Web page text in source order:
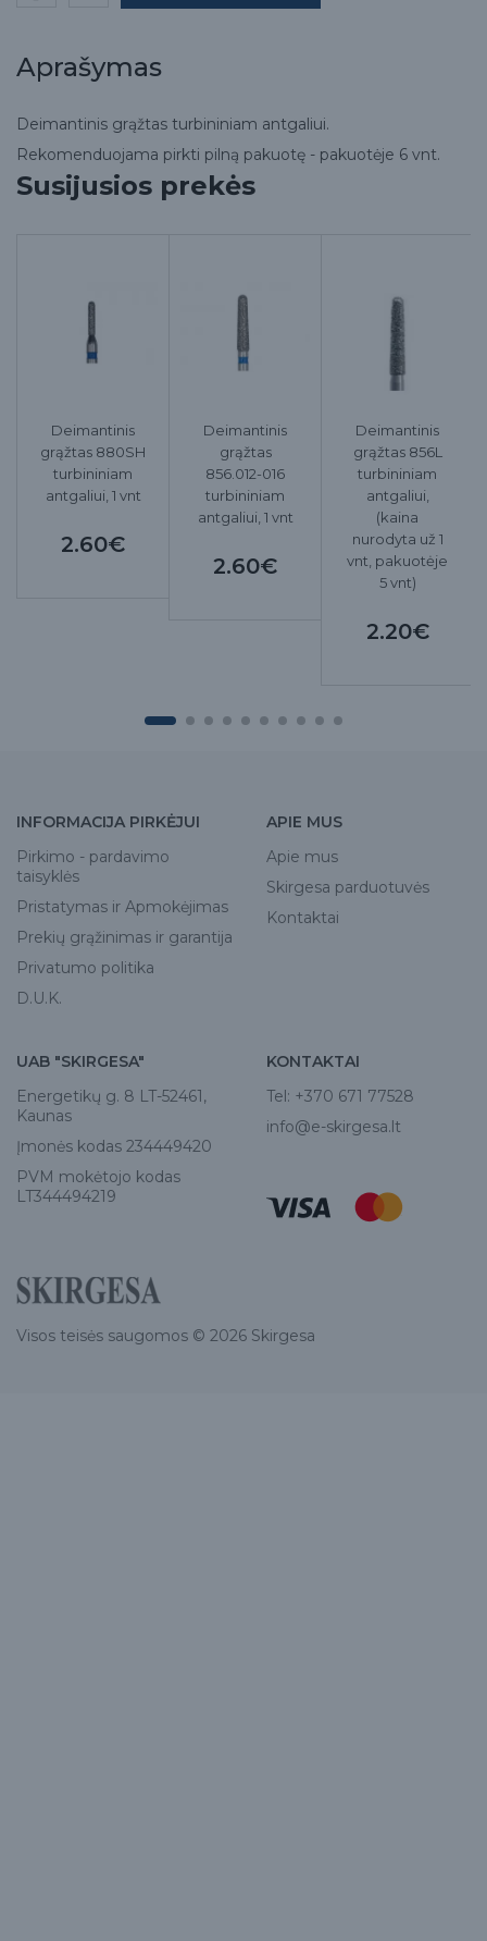
Aprašymas
Deimantinis grąžtas turbininiam antgaliui.
Rekomenduojama pirkti pilną pakuotę - pakuotėje 6 vnt.
Susijusios prekės
Deimantinis
grąžtas 880SH
turbininiam
antgaliui, 1 vnt
2.60€
Deimantinis
grąžtas
856.012-016
turbininiam
antgaliui, 1 vnt
2.60€
Deimantinis
grąžtas 856L
turbininiam
antgaliui,
(kaina
nurodyta už 1
vnt, pakuotėje
5 vnt)
2.20€
INFORMACIJA PIRKĖJUI
Pirkimo - pardavimo
taisyklės
Pristatymas ir Apmokėjimas
Prekių grąžinimas ir garantija
Privatumo politika
D.U.K.
APIE MUS
Apie mus
Skirgesa parduotuvės
Kontaktai
UAB "SKIRGESA"
Energetikų g. 8 LT-52461,
Kaunas
Įmonės kodas 234449420
PVM mokėtojo kodas
LT344494219
KONTAKTAI
Tel: +370 671 77528
info@e-skirgesa.lt
Visos teisės saugomos © 2026 Skirgesa